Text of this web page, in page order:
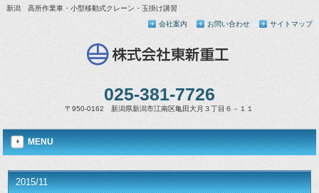
新潟 高所作業車・小型移動式クレーン・玉掛け講習
会社案内
お問い合わせ サイトマップ
025-381-7726
〒950-0162 新潟県新潟市江南区亀田大月３丁目６－１１
MENU
2015/11